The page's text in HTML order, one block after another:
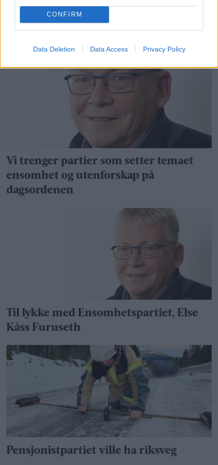
CONFIRM
Data Deletion Data Access Privacy Policy
Hvorfor har ikke Røros kommune
Vi trenger partier som setter temaet
ensomhet og utenforskap på
dagsordenen
Til lykke med Ensomhetspartiet, Else
Kåss Furuseth
Pensjonistpartiet ville ha riksveg